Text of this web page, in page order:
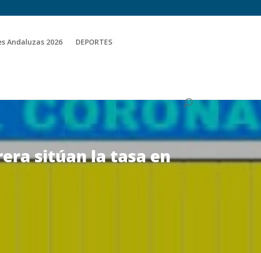
Andaluzas 2026 DEPORTES
sitúan la tasa en